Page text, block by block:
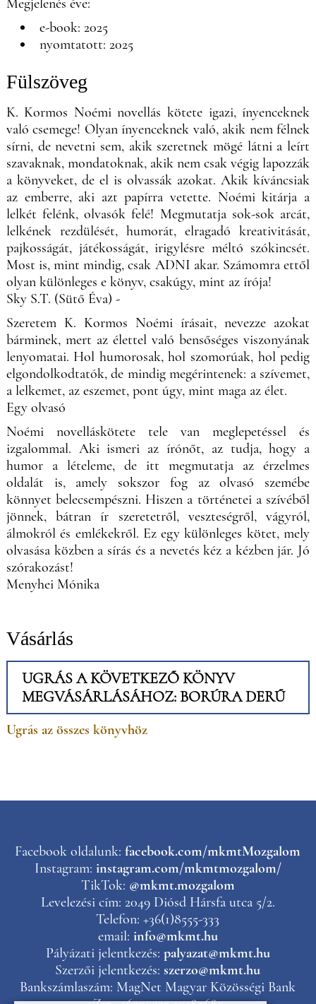
e-book: 2025
nyomtatott: 2025
Fülszöveg
K. Kormos Noémi novellás kötete igazi, ínyenceknek
való csemege! Olyan ínyenceknek való, akik nem félnek
sírni, de nevetni sem, akik szeretnek mögé látni a leírt
szavaknak, mondatoknak, akik nem csak végig lapozzák
a könyveket, de el is olvassák azokat. Akik kíváncsiak
az emberre, aki azt papírra vetette. Noémi kitárja a
lelkét felénk, olvasók felé! Megmutatja sok-sok arcát,
lelkének rezdülését, humorát, elragadó kreativitását,
pajkosságát, játékosságát, irigylésre méltó szókincsét.
Most is, mint mindig, csak ADNI akar. Számomra ettől
olyan különleges e könyv, csakúgy, mint az írója!
Sky S.T. (Sütő Éva) -
Szeretem K. Kormos Noémi írásait, nevezze azokat
bárminek, mert az élettel való bensőséges viszonyának
lenyomatai. Hol humorosak, hol szomorúak, hol pedig
elgondolkodtatók, de mindig megérintenek: a szívemet,
a lelkemet, az eszemet, pont úgy, mint maga az élet.
Egy olvasó
Noémi novelláskötete tele van meglepetéssel és
izgalommal. Aki ismeri az írónőt, az tudja, hogy a
humor a lételeme, de itt megmutatja az érzelmes
oldalát is, amely sokszor fog az olvasó szemébe
könnyet belecsempészni. Hiszen a történetei a szívéből
jönnek, bátran ír szeretetről, veszteségről, vágyról,
álmokról és emlékekről. Ez egy különleges kötet, mely
olvasása közben a sírás és a nevetés kéz a kézben jár. Jó
szórakozást!
Menyhei Mónika
Vásárlás
UGRÁS A KÖVETKEZŐ KÖNYV
MEGVÁSÁRLÁSÁHOZ: BORÚRA DERŰ
Ugrás az összes könyvhöz
Facebook oldalunk:facebook.com/mkmtMozgalom
Instagram: instagram.com/mkmtmozgalom/
TikTok: @mkmt.mozgalom
Levelezési cím: 2049 Diósd Hársfa utca 5/2.
Telefon: +36(1)8555-333
email: info@mkmt.hu
Pályázati jelentkezés: palyazat@mkmt.hu
Szerzői jelentkezés:szerzo@mkmt.hu
Bankszámlaszám: MagNet Magyar Közösségi Bank